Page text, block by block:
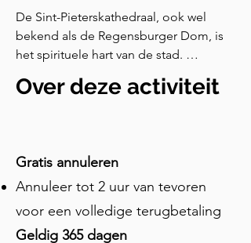
De Sint-Pieterskathedraal, ook wel
bekend als de Regensburger Dom, is
het spirituele hart van de stad.
stad als Regensburg zo'n grootse
dertiende eeuw, grotendeels
gefinancierd door de ongelooflijke
handelsrijkdom van de stad. We zullen
later meer over de handel praten, maar
Over deze activiteit
Gratis annuleren
Annuleer tot 2 uur van tevoren
voor een volledige terugbetaling
Geldig 365 dagen